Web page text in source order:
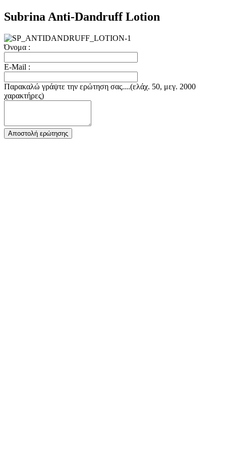
Subrina Anti-Dandruff Lotion
Όνομα :
E-Mail :
Παρακαλώ γράψτε την ερώτηση σας....(ελάχ. 50, μεγ. 2000
χαρακτήρες)
Αποστολή ερώτησης